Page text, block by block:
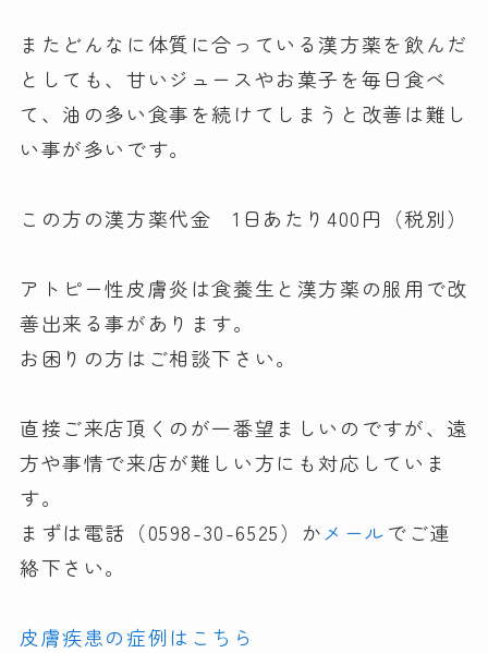
またどんなに体質に合っている漢方薬を飲んだ
としても、甘いジュースやお菓子を毎日食べ
て、油の多い食事を続けてしまうと改善は難し
い事が多いです。
この方の漢方薬代金 1日あたり400円（税別）
アトピー性皮膚炎は食養生と漢方薬の服用で改
善出来る事があります。
お困りの方はご相談下さい。
直接ご来店頂くのが一番望ましいのですが、遠
方や事情で来店が難しい方にも対応していま
す。
まずは電話（0598-30-6525）かメールでご連
絡下さい。
皮膚疾患の症例はこちら